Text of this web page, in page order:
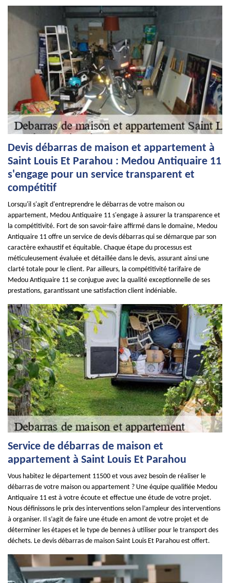
Devis débarras de maison et appartement à
Saint Louis Et Parahou : Medou Antiquaire 11
s'engage pour un service transparent et
compétitif
Lorsqu'il s'agit d'entreprendre le débarras de votre maison ou
appartement, Medou Antiquaire 11 s'engage à assurer la transparence et
la compétitivité. Fort de son savoir-faire affirmé dans le domaine, Medou
Antiquaire 11 offre un service de devis débarras qui se démarque par son
caractère exhaustif et équitable. Chaque étape du processus est
méticuleusement évaluée et détaillée dans le devis, assurant ainsi une
clarté totale pour le client. Par ailleurs, la compétitivité tarifaire de
Medou Antiquaire 11 se conjugue avec la qualité exceptionnelle de ses
prestations, garantissant une satisfaction client indéniable.
Service de débarras de maison et
appartement à Saint Louis Et Parahou
Vous habitez le département 11500 et vous avez besoin de réaliser le
débarras de votre maison ou appartement ? Une équipe qualifiée Medou
Antiquaire 11 est à votre écoute et effectue une étude de votre projet.
Nous définissons le prix des interventions selon l’ampleur des interventions
à organiser. Il s’agit de faire une étude en amont de votre projet et de
déterminer les étapes et le type de bennes à utiliser pour le transport des
déchets. Le devis débarras de maison Saint Louis Et Parahou est offert.